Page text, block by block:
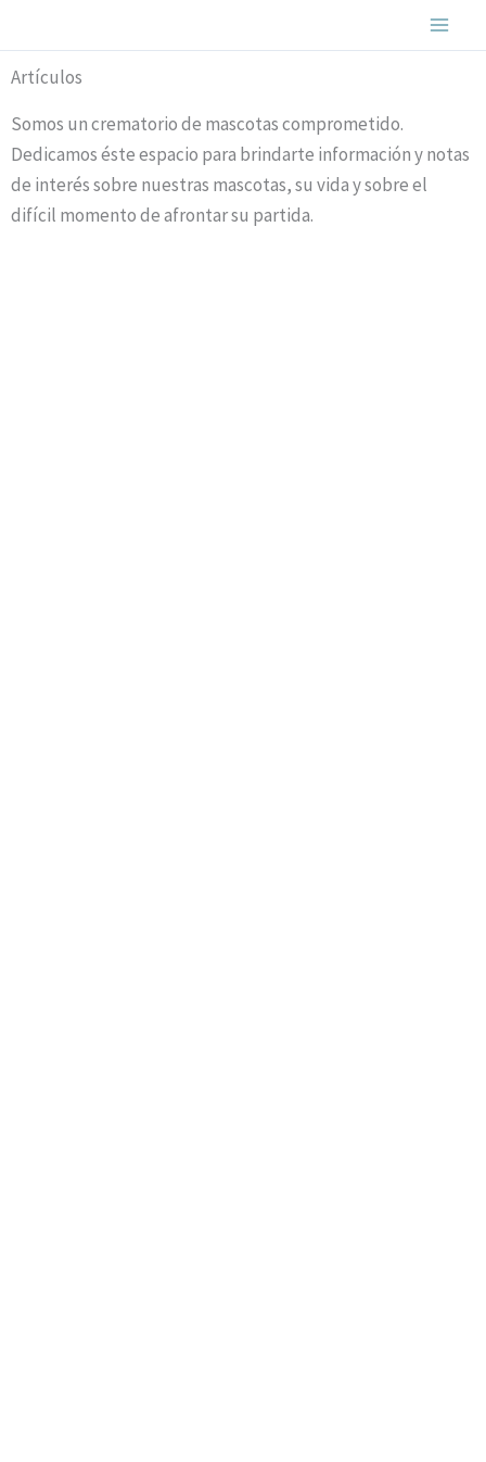
al
contenido
Artículos
Somos un crematorio de mascotas comprometido.
Dedicamos éste espacio para brindarte información y notas
de interés sobre nuestras mascotas, su vida y sobre el
difícil momento de afrontar su partida.